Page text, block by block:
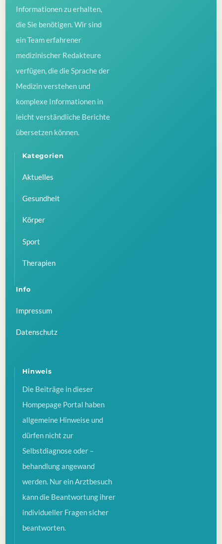
Informationen zu erhalten,
die Sie benötigen. Wir sind
ein Team erfahrener
medizinischer Redakteure
verfügen, die die Sprache der
Medizin verstehen und
komplexe Informationen in
leicht verständliche Berichte
übersetzen können.
Kategorien
Aktuelles
Gesundheit
Körper
Sport
Therapien
Info
Impressum
Datenschutz
Hinweis
Die Beiträge in dieser
Hompepage Portal haben
allgemeine Hinweise und
dürfen nicht zur
Selbstdiagnose oder –
behandlung angewand
werden. Nur ein Arztbesuch
kann die Beantwortung ihrer
individueller Fragen sicher
beantworten.